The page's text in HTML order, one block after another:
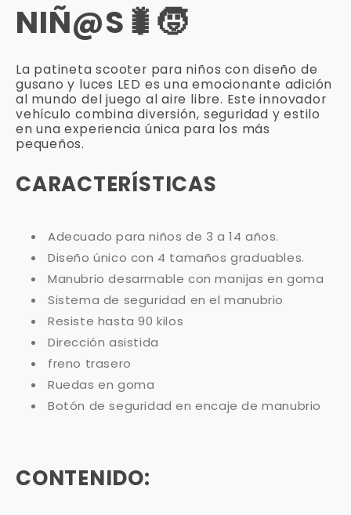
NIÑ@S🐛🧒
La patineta scooter para niños con diseño de
gusano y luces LED es una emocionante adición
al mundo del juego al aire libre. Este innovador
vehículo combina diversión, seguridad y estilo
en una experiencia única para los más
pequeños.
CARACTERÍSTICAS
Adecuado para niños de 3 a 14 años.
Diseño único con 4 tamaños graduables.
Manubrio desarmable con manijas en goma
Sistema de seguridad en el manubrio
Resiste hasta 90 kilos
Dirección asistida
freno trasero
Ruedas en goma
Botón de seguridad en encaje de manubrio
CONTENIDO: